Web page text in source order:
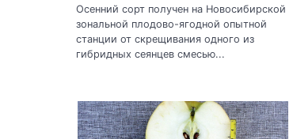
Осенний сорт получен на Новосибирской
зональной плодово-ягодной опытной
станции от скрещивания одного из
гибридных сеянцев смесью...